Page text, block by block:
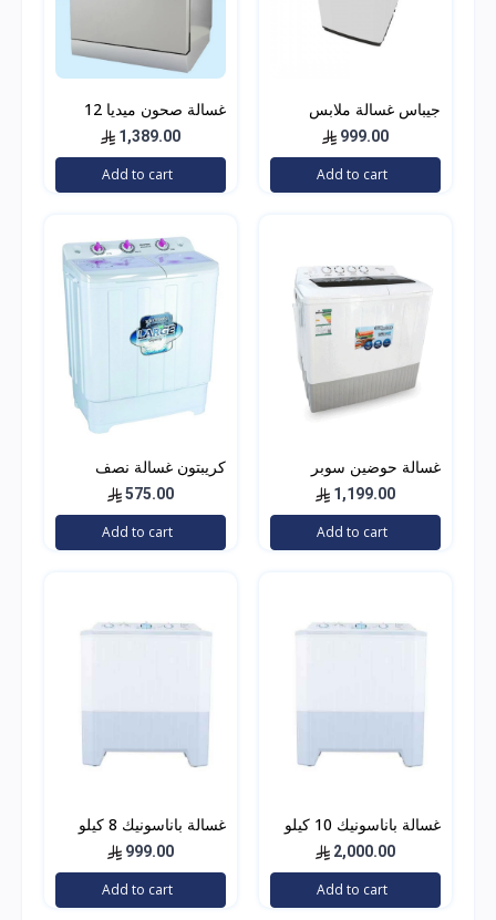
جيباس غسالة ملابس
كغم GFWM7909WCS
999.00
Add to cart
غسالة صحون ميديا 12
مكان تخزين 6 برامج ستيل
1,389.00
Add to cart
غسالة حوضين سوبر
جنرال/18كجم/ابيض -
(KSGW1888N)
1,199.00
Add to cart
كريبتون غسالة نصف
أوتوماتيكية من البلاستيك
الجذاب 7.5 ليتر – أبيض
KNSWM6124
575.00
Add to cart
غسالة باناسونيك 10 كيلو
حوضين2,000.00
Add to cart
غسالة باناسونيك 8 كيلو
999.00
Add to cart